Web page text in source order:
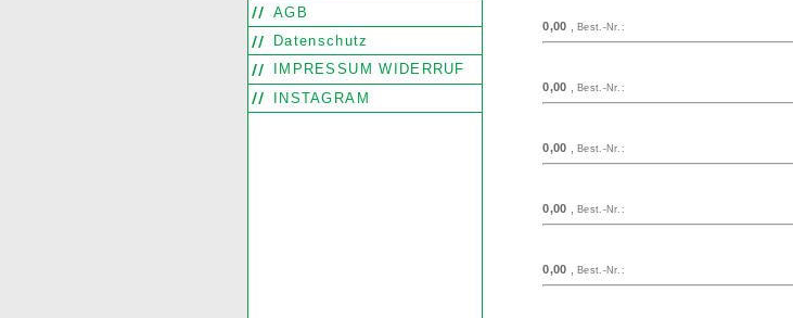
AGB
Datenschutz
IMPRESSUM WIDERRUF
INSTAGRAM
0,00 ,Best.-Nr.:
0,00 ,Best.-Nr.:
0,00 ,Best.-Nr.:
0,00 ,Best.-Nr.:
0,00 ,Best.-Nr.: